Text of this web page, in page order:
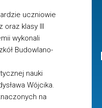
uczniowie
oraz klasy III
wykonali
Budowlano-
nauki
Wójcika.
na